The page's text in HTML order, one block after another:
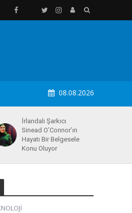
08.08.2026
İrlandalı Şarkıcı
Sinead O’Connor’ın
Hayatı Bir Belgesele
Konu Oluyor